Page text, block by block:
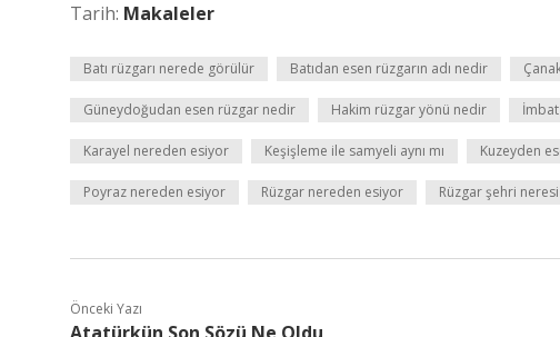
Tarih: Makaleler
Batı rüzgarı nerede görülür Batıdan esen rüzgarın adı nedir
Güneydoğudan esen rüzgar nedir Hakim rüzgar yönü nedir
Karayel nereden esiyor Keşişleme ile samyeli aynı mı Kuzeyden
Poyraz nereden esiyor Rüzgar nereden esiyor Rüzgar şehri neresi
Önceki Yazı